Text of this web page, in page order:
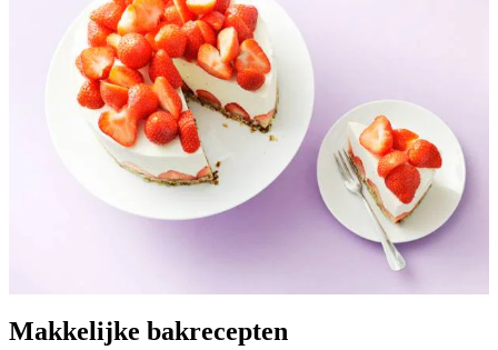
Makkelijke bakrecepten